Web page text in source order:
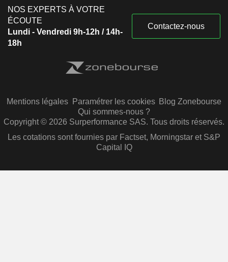
NOS EXPERTS À VOTRE
ÉCOUTE
Lundi - Vendredi 9h-12h / 14h-
18h
Contactez-nous
Mentions légales Paramétrer les cookies Blog Zonebourse
Qui sommes-nous ?
Copyright © 2026 Surperformance SAS. Tous droits réservés.
Les cotations sont fournies par Factset, Morningstar et S&P
Capital IQ